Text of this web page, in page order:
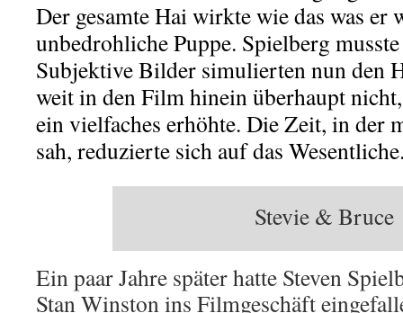
Der gesamte Hai wirkte wie das was er
unbedrohliche Puppe. Spielberg
Subjektive Bilder simulierten nun den
weit in den Film hinein überhaupt
ein vielfaches erhöhte. Die Zeit, in der
sah, reduzierte sich auf das
Stevie & Bruce
Ein paar Jahre später hatte Steven
Stan Winston ins Filmgeschäft